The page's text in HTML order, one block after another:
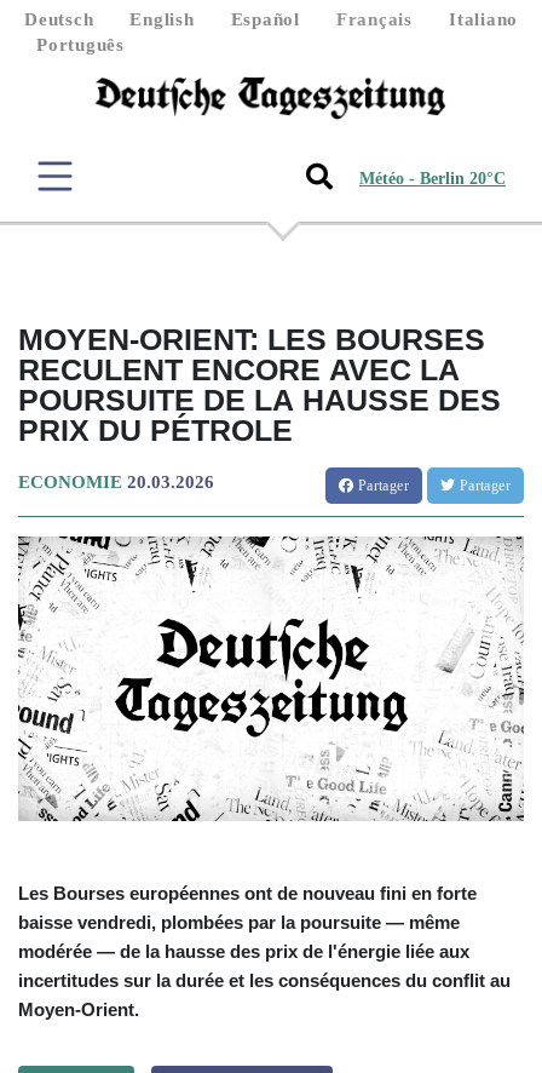
Deutsch English Español Français
Italiano
Português
Météo - Berlin 20°C
MOYEN-ORIENT: LES BOURSES
RECULENT ENCORE AVEC LA
POURSUITE DE LA HAUSSE DES
PRIX DU PÉTROLE
ECONOMIE 20.03.2026 Partager Partager
Les Bourses européennes ont de nouveau fini en forte
baisse vendredi, plombées par la poursuite — même
modérée — de la hausse des prix de l'énergie liée aux
incertitudes sur la durée et les conséquences du conflit au
Moyen-Orient.